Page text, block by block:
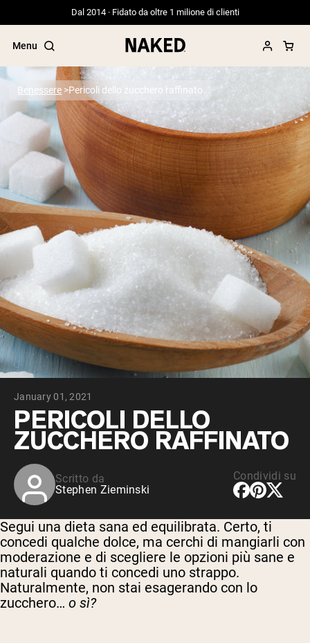
Dal 2014 · Fidato da oltre 1 milione di clienti
Menu
Termini di ricerca popolari
”Protein Powder“
”Overnight Oats“
”Vegan protein“
”Collagen“
”Micellar Casein“
PROTEIN POWDERS Best Seller
Proteina di piselli
Proteine del Siero di Latte da
Peptidi di collagene
Whey al cioccolato da latte di mucche
erba
Whey di erba alimentata alla vaniglia
Siero di latte da bovini alimentati a erba
Shop All Protein Powders
VEGAN PROTEIN
Proteina di piselli
Shop All Vegan Protein
Benessere Pericoli dello zucchero raffinato
January 01, 2021
PERICOLI DELLO
ZUCCHERO RAFFINATO
Scritto da
Stephen Zieminski
Condividi su
Segui una dieta sana ed equilibrata. Certo, ti
concedi qualche dolce, ma cerchi di mangiarli con
moderazione e di scegliere le opzioni più sane e
naturali quando ti concedi uno strappo.
Naturalmente, non stai esagerando con lo
zucchero… o sì?